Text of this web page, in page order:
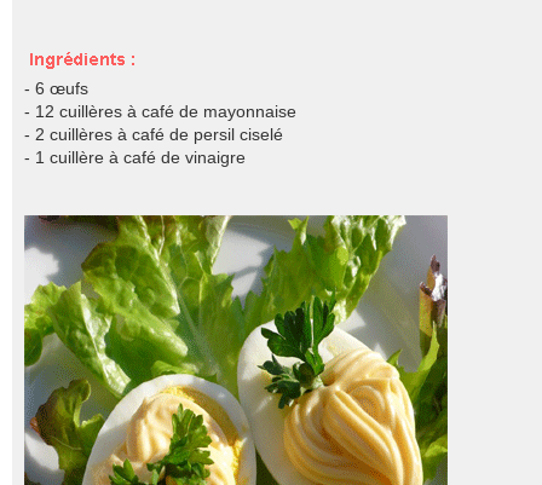
- 6 œufs
- 12 cuillères à café de mayonnaise
- 2 cuillères à café de persil ciselé
- 1 cuillère à café de vinaigre